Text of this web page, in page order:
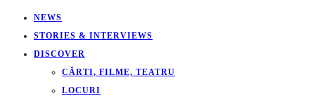
NEWS
STORIES & INTERVIEWS
DISCOVER
CĂRTI, FILME, TEATRU
LOCURI